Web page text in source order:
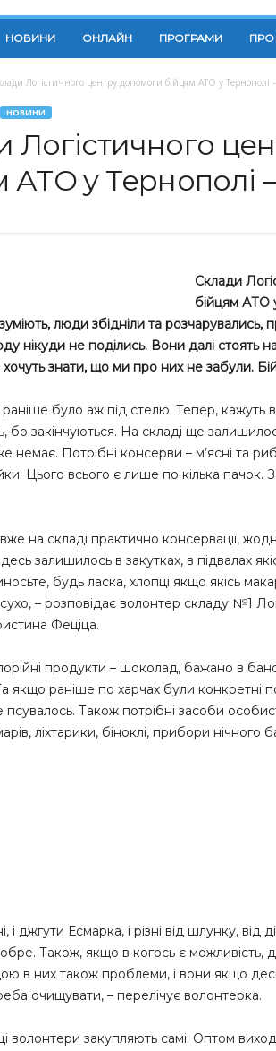
НОВИНИ ОНЛАЙН ПРОГРАМИ ПРО
Логістичного центру допомоги бійцям АТО у Тернополі
НОВИНИ
Логістичного
АТО у Тернополі
Склади
бійцям АТО
люди збідніли та розчарувались,
нікуди не поділись. Вони далі стоять
знати, що ми про них не забули.
раніше було аж під стелю. Тепер, кажуть
бо закінчуються. На складі ще
немає. Потрібні консерви – м’ясні та
Цього всього є лише по кілька пачок.
на складі практично консервації,
залишилось в закутках, в підвалах
будь ласка, хлопці якщо якісь
– розповідає волонтер складу №1
Феціца.
продукти – шоколад, бажано в
якщо раніше по харчах були конкретні
Також потрібні засоби
ліхтарики, біноклі, прибори нічного
і джгути Есмарка, і різні від шлунку, від
Також, якщо в когось є можливість,
в них також проблеми, і вони якщо
очищувати, – перелічує волонтерка.
волонтери закупляють самі. Оптом